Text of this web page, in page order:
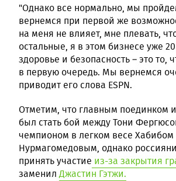
"Однако все нормально, мы
вернемся при первой же
на меня не влияет, мне плевать,
остальные, я в этом бизнесе уже
здоровье и безопасность – это то,
в первую очередь. Мы вернемся
приводит его слова ESPN.
Отметим, что главным поединком
был стать бой между Тони
чемпионом в легком весе Хабибом
Нурмагомедовым, однако
принять участие из-за закрытия
заменилДжастин Гэтжи.